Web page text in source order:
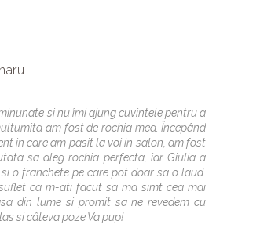
si nu îmi ajung cuvintele pentru a
am fost de rochia mea. Începând
in care am pasit la voi in salon, am fost
sa aleg rochia perfecta, iar Giulia a
o franchete pe care pot doar sa o laud.
ca m-ati facut sa ma simt cea mai
din lume si promit sa ne revedem cu
si câteva poze Va pup!